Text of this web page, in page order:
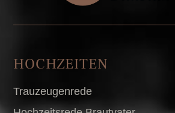
HOCHZEITEN
Trauzeugenrede